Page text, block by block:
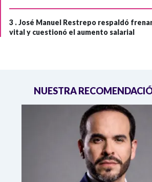
3 .José Manuel Restrepo respaldó
vital y cuestionó el aumento salarial
NUESTRA